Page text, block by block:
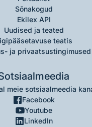
Sõnakogud
Ekilex API
Uudised ja teated
teatis
ja privaatsustingimused
meie sotsiaalmeedia
Facebook
Youtube
LinkedIn